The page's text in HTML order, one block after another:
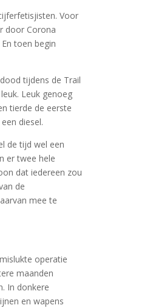
Voor
door Corona
toen begin
tijdens de Trail
Leuk genoeg
tierde de eerste
diesel.
de tijd wel een
er twee hele
dat iedereen zou
de
mee te
operatie
maanden
In donkere
en wapens